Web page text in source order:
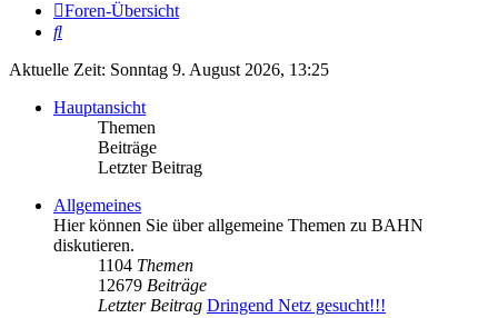
Foren-Übersicht
Suche
Aktuelle Zeit: Sonntag 9. August 2026, 13:25
Hauptansicht
Themen
Beiträge
Letzter Beitrag
Allgemeines
Hier können Sie über allgemeine Themen zu BAHN
diskutieren.
1104 Themen
12679 Beiträge
Letzter Beitrag Dringend Netz gesucht!!!